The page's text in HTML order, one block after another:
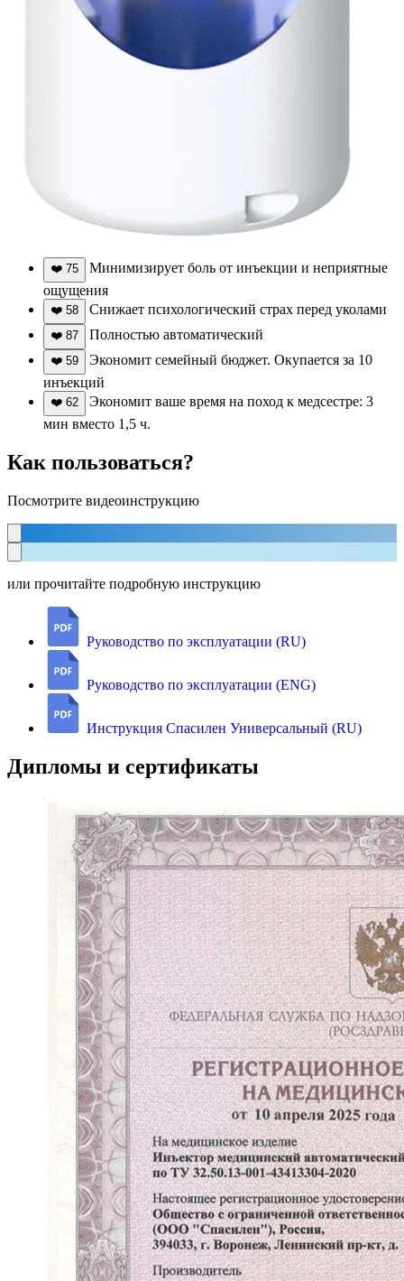
❤️ 75
Минимизирует боль от инъекции и неприятные
ощущения
❤️ 58 Снижает психологический страх перед уколами
❤️ 87 Полностью автоматический
❤️ 59
Экономит семейный бюджет. Окупается за 10
инъекций
❤️ 62
Экономит ваше время на поход к медсестре: 3
мин вместо 1,5 ч.
Как пользоваться?
Посмотрите видеоинструкцию
или прочитайте подробную инструкцию
Руководство по эксплуатации (RU)
Руководство по эксплуатации (ENG)
Инструкция Спасилен Универсальный (RU)
Дипломы и сертификаты